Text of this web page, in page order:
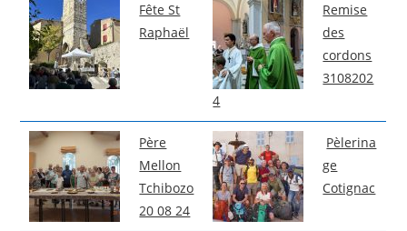
Fête St
Raphaël
Remise
des
cordons
3108202
4
Père
Mellon
Tchibozo
20 08 24
Pèlerina
ge
Cotignac